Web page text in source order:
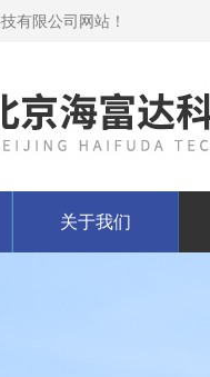
有限公司网站！
关于我们